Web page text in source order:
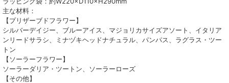
主な材料：
【プリザーブドフラワー】
シルバーデイジー、ブルーアイス、マジョリカサイズアソート、イタリア
ンリードサラシ、ミナヅキヘッドナチュラル、パンパス、ラグラス・ツー
トン
【ソーラーフラワー】
ソーラーダリア・ツートン、ソーラーローズ
【その他】